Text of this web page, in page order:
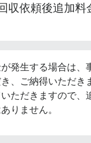
収依頼後追加料
発生する場合は、
、ご納得いただき
ただきますので、
りません。